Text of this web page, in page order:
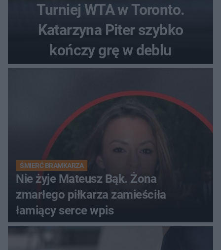
Turniej WTA w Toronto.
Katarzyna Piter szybko
kończy grę w deblu
ŚMIERĆ BRAMKARZA
Nie żyje Mateusz Bąk. Żona
zmarłego piłkarza zamieściła
łamiący serce wpis